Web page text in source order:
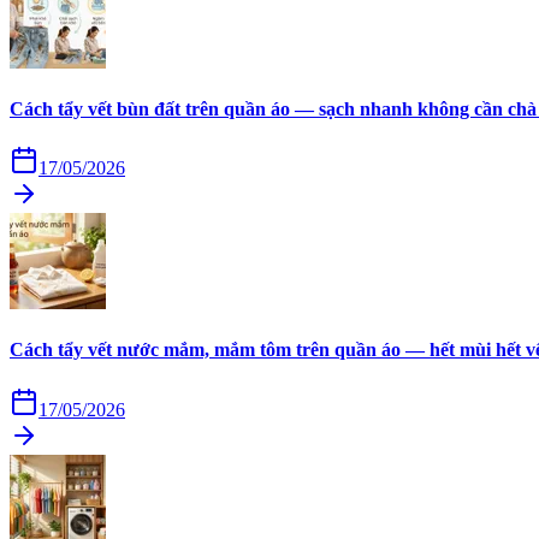
Cách tẩy vết bùn đất trên quần áo — sạch nhanh không cần
17/05/2026
Cách tẩy vết nước mắm, mắm tôm trên quần áo — hết mùi hết
17/05/2026